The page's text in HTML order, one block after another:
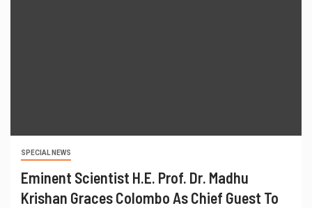
SPECIAL NEWS
Eminent Scientist H.E. Prof. Dr. Madhu
Krishan Graces Colombo As Chief Guest To